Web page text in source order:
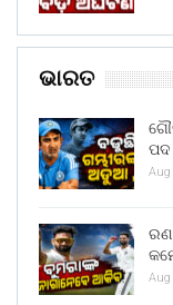
ଭାରତ
ପଦ
Aug
Aug